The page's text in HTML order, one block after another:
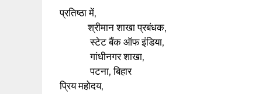
प्रतिष्ठा में,
श्रीमान शाखा प्रबंधक,
स्टेट बैंक ऑफ इंडिया,
गांधीनगर शाखा,
पटना, बिहार
प्रिय महोदय,